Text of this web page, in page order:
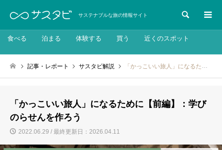
サステナブルな旅の情報サイト 検索
食べる 泊まる 体験する 買う 近くのスポット
記事・レポート サスタビ解説 「かっこいい旅人」になるために【前編】：学びのらせんを作ろう
「かっこいい旅人」になるために【前編】：学び
のらせんを作ろう
2022.06.29 / 最終更新日：2026.04.11